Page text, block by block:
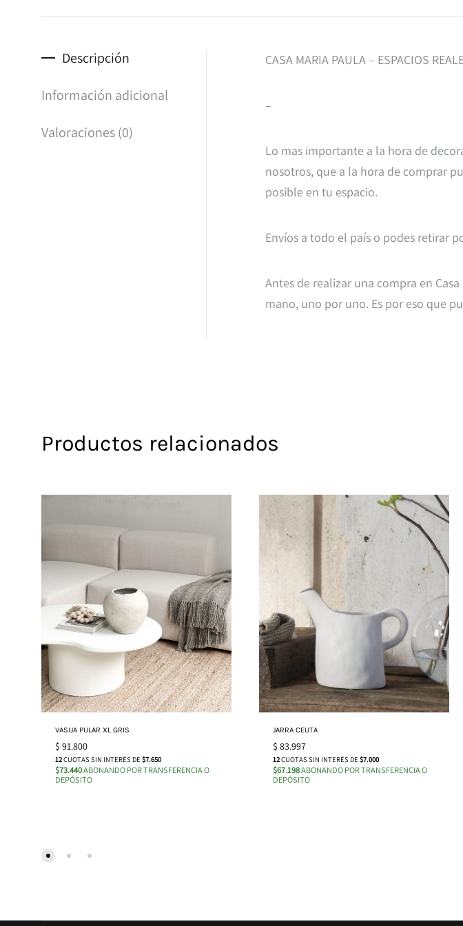
Descripción
Información adicional
Valoraciones (0)
CASA MARIA PAULA – ESPACIOS
–
Lo mas importante a la hora de
nosotros, que a la hora de comprar
posible en tu espacio.
Envíos a todo el país o podes retirar
Antes de realizar una compra en
mano, uno por uno. Es por eso que
Productos relacionados
VASIJA PULAR XL GRIS
$ 91.800
12CUOTAS SIN INTERÉS DE $7.650
$73.440ABONANDO POR TRANSFERENCIA O
DEPÓSITO
JARRA CEUTA
$ 83.997
12CUOTAS SIN INTERÉS DE $7.000
$67.198ABONANDO POR TRANSFERENCIA O
DEPÓSITO